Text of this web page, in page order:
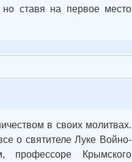
но ставя на первое место
в своих молитвах.
о святителе Луке Войно-
профессоре Крымского